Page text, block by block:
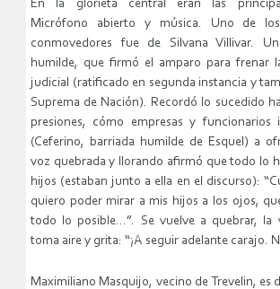
En la glorieta central eran las
Micrófono abierto y música. Uno de
conmovedores fue de Silvana Villivar.
humilde, que firmó el amparo para frenar
judicial (ratificado en segunda instancia y
Suprema de Nación). Recordó lo sucedido
presiones, cómo empresas y funcionarios
(Ceferino, barriada humilde de Esquel) a
voz quebrada y llorando afirmó que todo lo
hijos (estaban junto a ella en el discurso):
quiero poder mirar a mis hijos a los ojos,
todo lo posible…”. Se vuelve a quebrar, la
toma aire y grita: “¡A seguir adelante carajo.
Maximiliano Masquijo, vecino de Trevelin, es